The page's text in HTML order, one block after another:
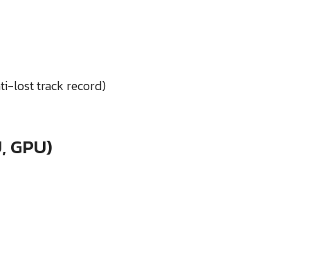
lost track record)
GPU)